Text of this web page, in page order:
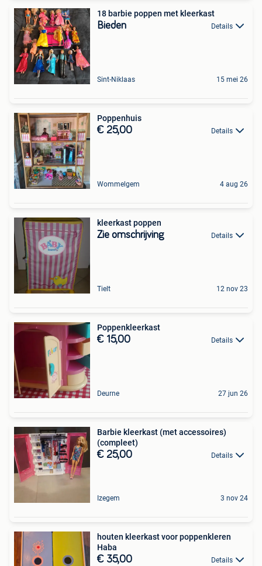
18 barbie poppen met kleerkast
Bieden Details
Sint-Niklaas 15 mei 26
Poppenhuis
€ 25,00 Details
Wommelgem 4 aug 26
kleerkast poppen
Zie omschrijving Details
Tielt 12 nov 23
Poppenkleerkast
€ 15,00 Details
Deurne 27 jun 26
Barbie kleerkast (met accessoires)
(compleet)
€ 25,00 Details
Izegem 3 nov 24
houten kleerkast voor poppenkleren
Haba
€ 35,00 Details